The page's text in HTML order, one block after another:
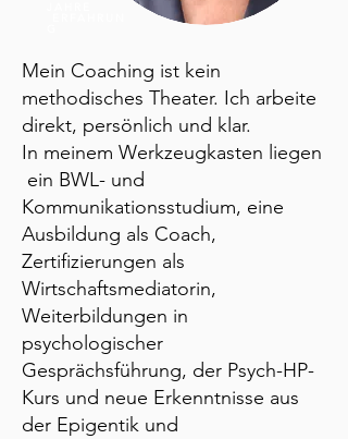
Mein Coaching ist kein
methodisches Theater. Ich arbeite
direkt, persönlich und klar.
In meinem Werkzeugkasten liegen
ein BWL- und
Kommunikationsstudium, eine
Ausbildung als Coach,
Zertifizierungen als
Wirtschaftsmediatorin,
Weiterbildungen in
psychologischer
Gesprächsführung, der Psych-HP-
Kurs und neue Erkenntnisse aus
der Epigentik und